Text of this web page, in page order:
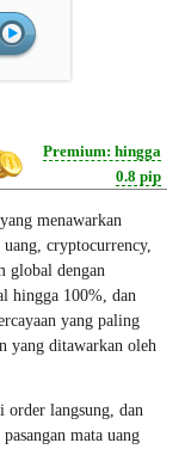
Premium: hingga
0.8 pip
menawarkan
uang, cryptocurrency,
global dengan
hingga 100%, dan
yang paling
yang ditawarkan oleh
order langsung, dan
mata uang